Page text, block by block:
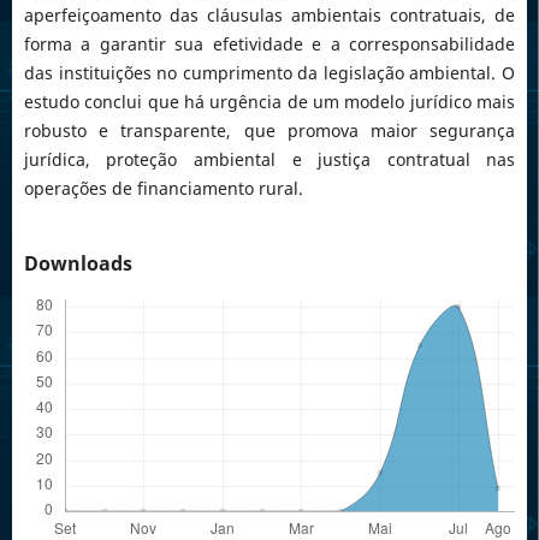
aperfeiçoamento das cláusulas ambientais contratuais, de
forma a garantir sua efetividade e a corresponsabilidade
das instituições no cumprimento da legislação ambiental. O
estudo conclui que há urgência de um modelo jurídico mais
robusto e transparente, que promova maior segurança
jurídica, proteção ambiental e justiça contratual nas
operações de financiamento rural.
Downloads